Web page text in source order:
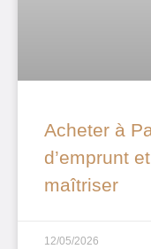
Acheter à
d’emprunt
maîtriser
12/05/2026